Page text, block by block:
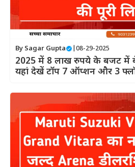
By Sagar Gupta 08-29-2025
2025 में 8 लाख रुपये के बजट में
यहां देखें टॉप 7 ऑप्शन और 3